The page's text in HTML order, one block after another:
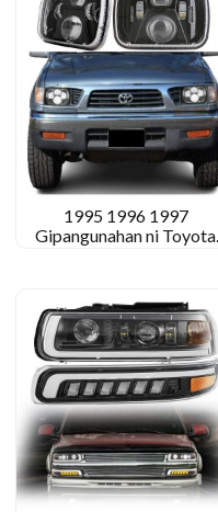
1995 1996 1997
Gipangunahan ni Toyota